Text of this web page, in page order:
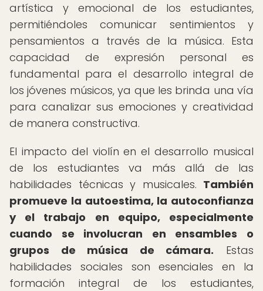
artística y emocional de los estudiantes,
permitiéndoles comunicar sentimientos y
pensamientos a través de la música. Esta
capacidad de expresión personal es
fundamental para el desarrollo integral de
los jóvenes músicos, ya que les brinda una vía
para canalizar sus emociones y creatividad
de manera constructiva.
El impacto del violín en el desarrollo musical
de los estudiantes va más allá de las
habilidades técnicas y musicales. También
promueve la autoestima, la autoconfianza
y el trabajo en equipo, especialmente
cuando se involucran en ensambles o
grupos de música de cámara. Estas
habilidades sociales son esenciales en la
formación integral de los estudiantes,